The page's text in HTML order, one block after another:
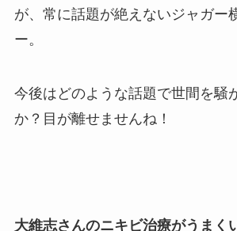
が、常に話題が絶えないジャガー
ー。
今後はどのような話題で世間を騒
か？目が離せませんね！
大維志さんのニキビ治療がうまく